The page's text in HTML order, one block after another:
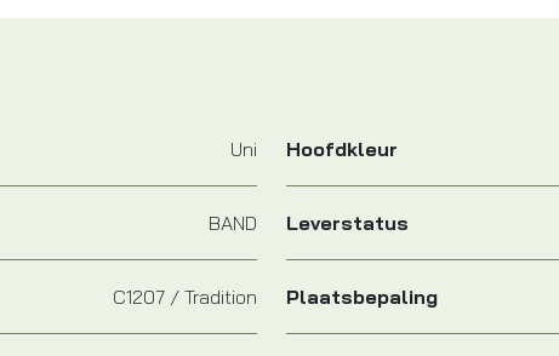
Uni Hoofdkleur
BAND Leverstatus
C1207 / Tradition Plaatsbepaling